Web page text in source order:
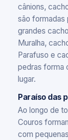
cânions,
são formadas
grandes
Muralha,
Parafuso e
pedras forma
lugar.
Paraíso das
Ao longo de
Couros
com